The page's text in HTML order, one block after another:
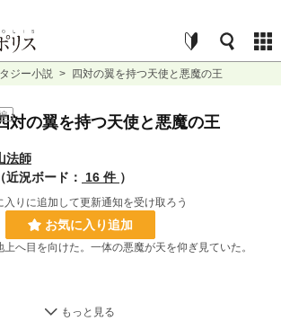
ジー小説 > 四対の翼を持つ天使と悪魔の王
対の翼を持つ天使と悪魔の王
法師
（近況ボード：
16 件 ）
入りに追加して更新通知を受け取ろう
お気に入り追加
へ目を向けた。一体の悪魔が天を仰ぎ見ていた。
まれた。